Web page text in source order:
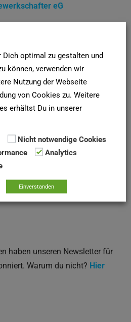
eG
❮ 1 2 3
für Vermieter online
haben unseren Newsletter für
Warum du nicht? Hier
Dich optimal zu gestalten und
können, verwenden wir
Nutzung der Webseite
von Cookies zu. Weitere
erhältst Du in unserer
Nicht notwendige Cookies
Analytics
Einverstanden